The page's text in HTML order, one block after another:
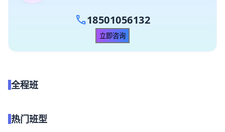
call 18501056132
立即咨询